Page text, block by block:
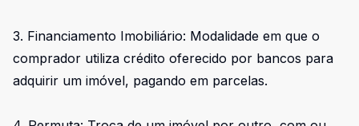
3. Financiamento Imobiliário: Modalidade em que o
comprador utiliza crédito oferecido por bancos para
adquirir um imóvel, pagando em parcelas.